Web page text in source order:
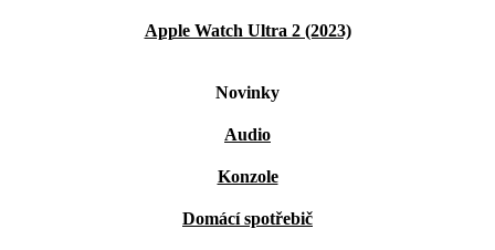
Apple Watch Ultra 2 (2023)
Novinky
Audio
Konzole
Domácí spotřebič